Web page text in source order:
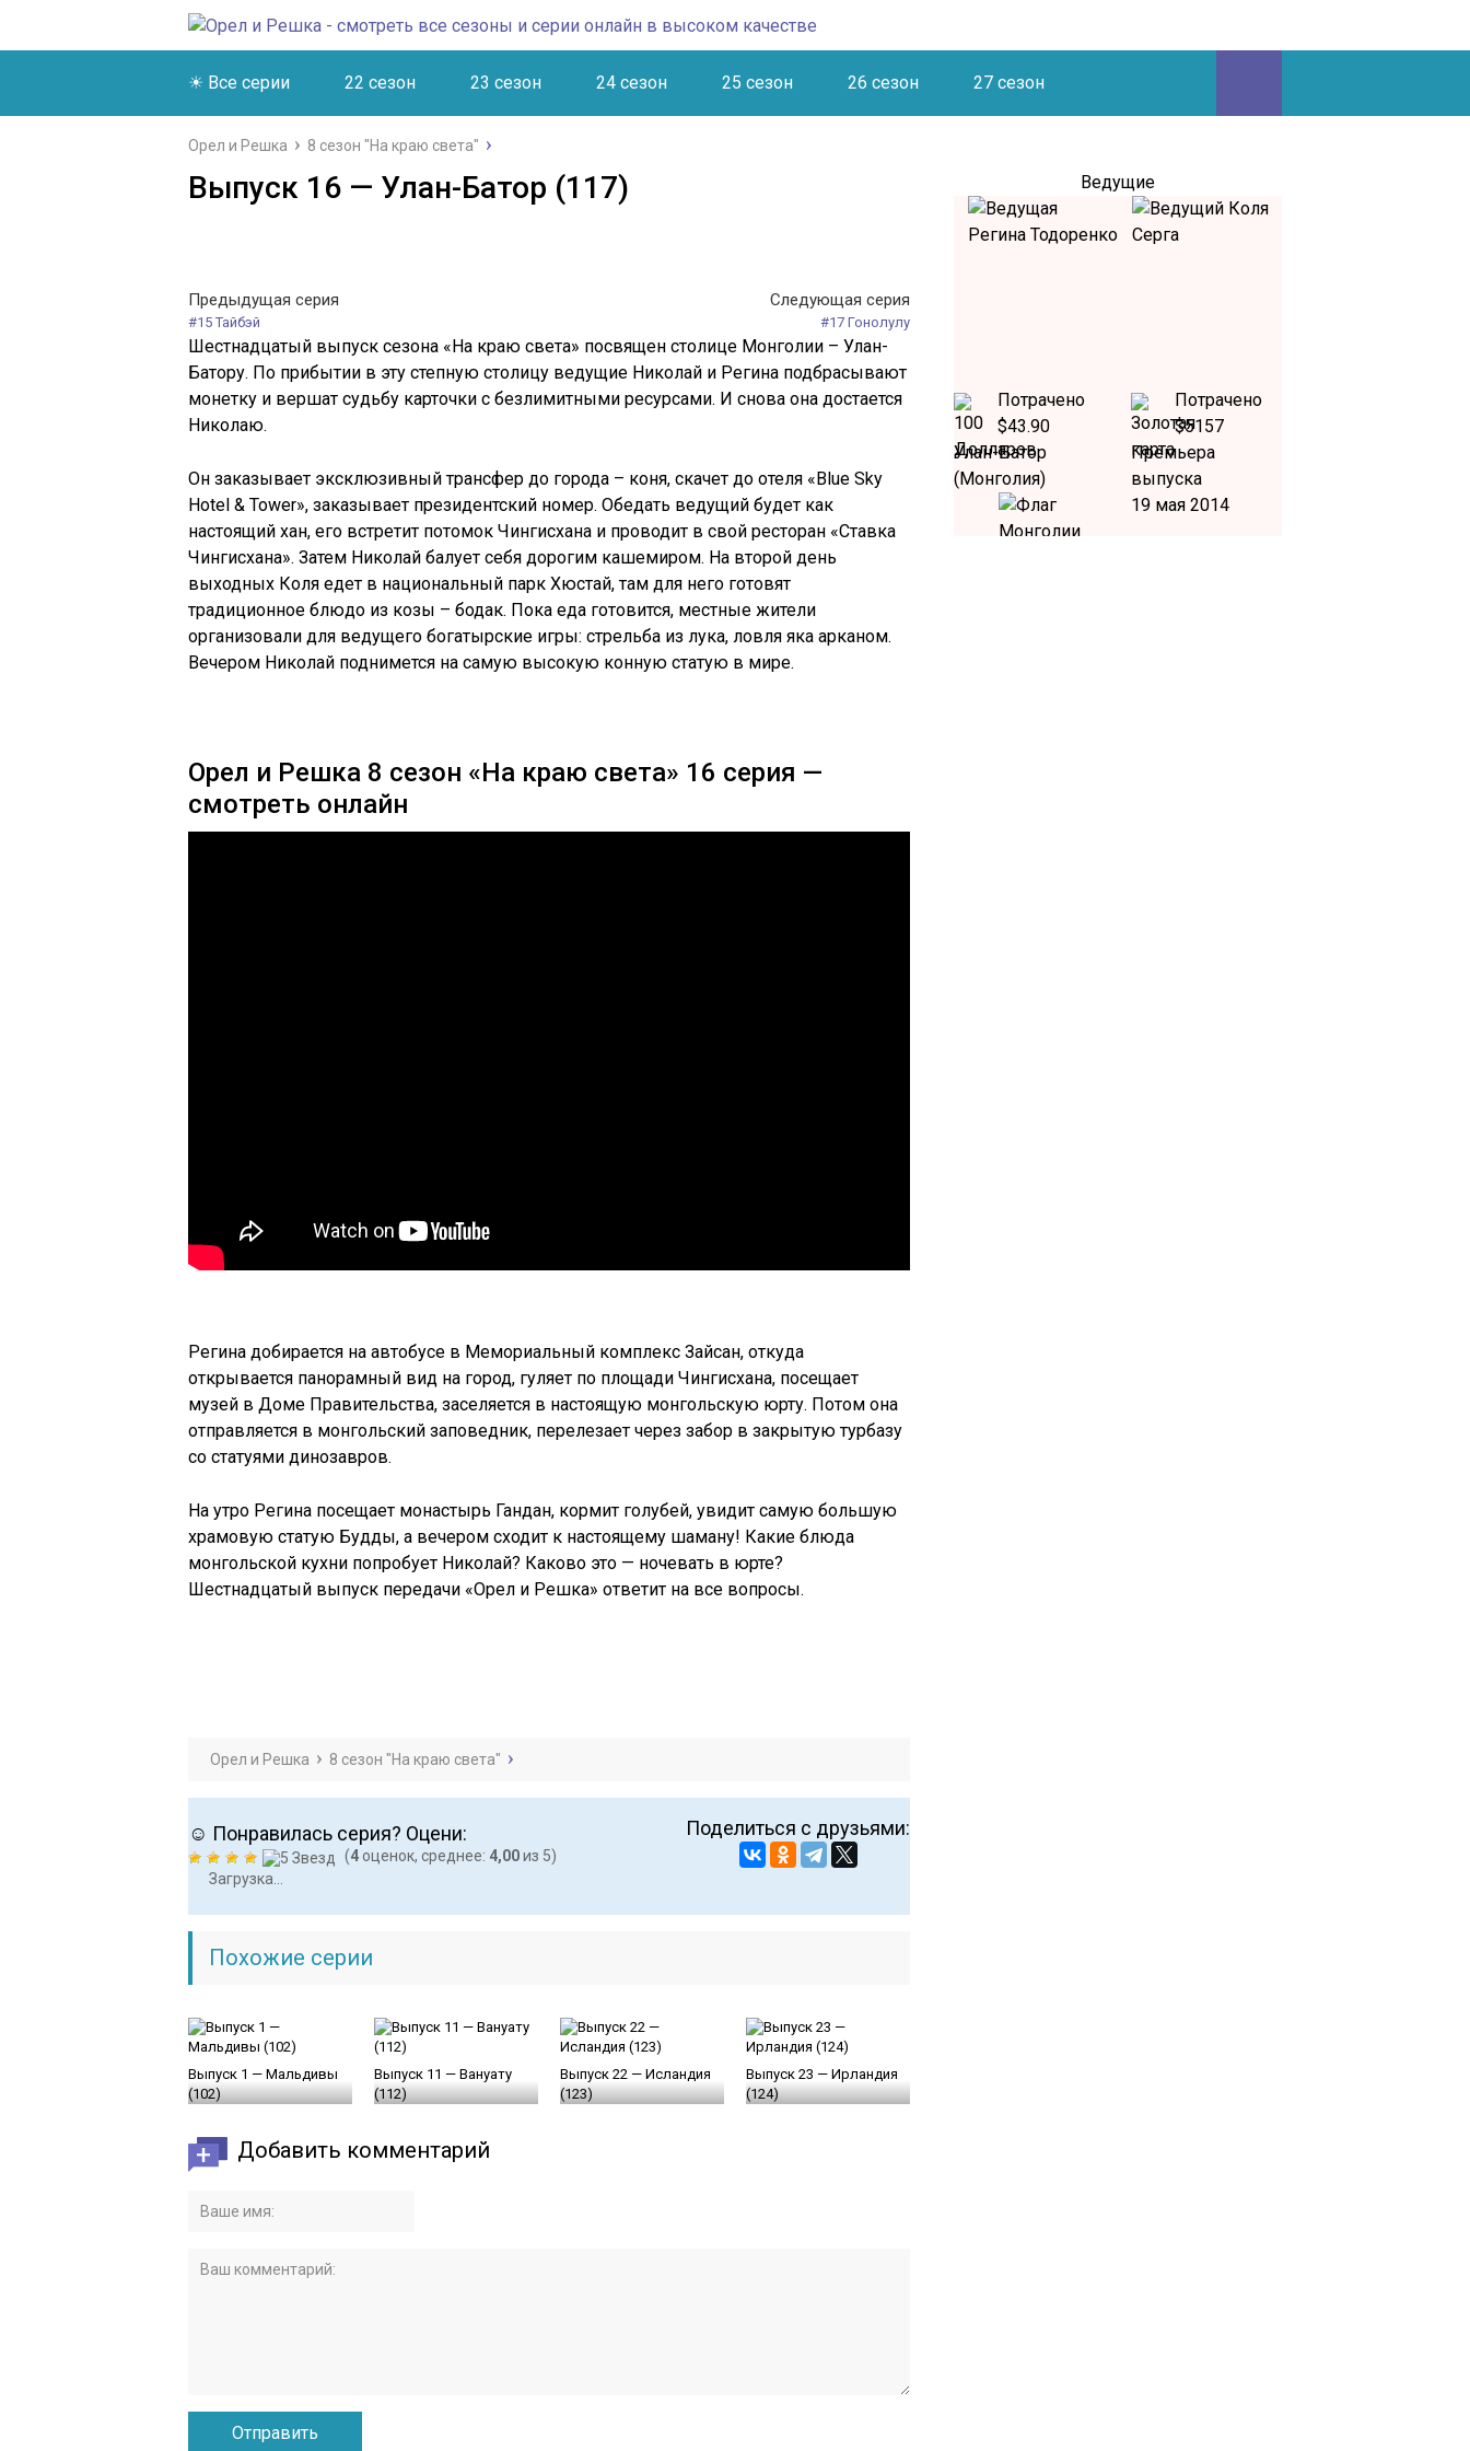
☀ Все серии 22 сезон 23 сезон 24 сезон 25 сезон 26 сезон 27 сезон
Орел и Решка 8 сезон "На краю света"
Выпуск 16 — Улан-Батор (117)
Предыдущая серия
#15 Тайбэй
Следующая серия
#17 Гонолулу
Шестнадцатый выпуск сезона «На краю света» посвящен столице Монголии – Улан-
Батору. По прибытии в эту степную столицу ведущие Николай и Регина подбрасывают
монетку и вершат судьбу карточки с безлимитными ресурсами. И снова она достается
Николаю.
Он заказывает эксклюзивный трансфер до города – коня, скачет до отеля «Blue Sky
Hotel & Tower», заказывает президентский номер. Обедать ведущий будет как
настоящий хан, его встретит потомок Чингисхана и проводит в свой ресторан «Ставка
Чингисхана». Затем Николай балует себя дорогим кашемиром. На второй день
выходных Коля едет в национальный парк Хюстай, там для него готовят
традиционное блюдо из козы – бодак. Пока еда готовится, местные жители
организовали для ведущего богатырские игры: стрельба из лука, ловля яка арканом.
Вечером Николай поднимется на самую высокую конную статую в мире.
Орел и Решка 8 сезон «На краю света» 16 серия —
смотреть онлайн
Регина добирается на автобусе в Мемориальный комплекс Зайсан, откуда
открывается панорамный вид на город, гуляет по площади Чингисхана, посещает
музей в Доме Правительства, заселяется в настоящую монгольскую юрту. Потом она
отправляется в монгольский заповедник, перелезает через забор в закрытую турбазу
со статуями динозавров.
На утро Регина посещает монастырь Гандан, кормит голубей, увидит самую большую
храмовую статую Будды, а вечером сходит к настоящему шаману! Какие блюда
монгольской кухни попробует Николай? Каково это — ночевать в юрте?
Шестнадцатый выпуск передачи «Орел и Решка» ответит на все вопросы.
Орел и Решка 8 сезон "На краю света"
☺ Понравилась серия? Оцени:
(4 оценок, среднее: 4,00из 5)
Загрузка...
Поделиться с друзьями:
Похожие серии
Выпуск 1 — Мальдивы
(102)
Выпуск 11 — Вануату
(112)
Выпуск 22 — Исландия
(123)
Выпуск 23 — Ирландия
(124)
Добавить комментарий
Ведущие
Потрачено
$43.90
Потрачено
$5157
Улан-Батор
(Монголия)
Премьера
выпуска
19 мая 2014